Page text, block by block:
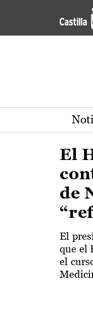
Pasar al contenido
Actualidad
El
de
El
que el
el